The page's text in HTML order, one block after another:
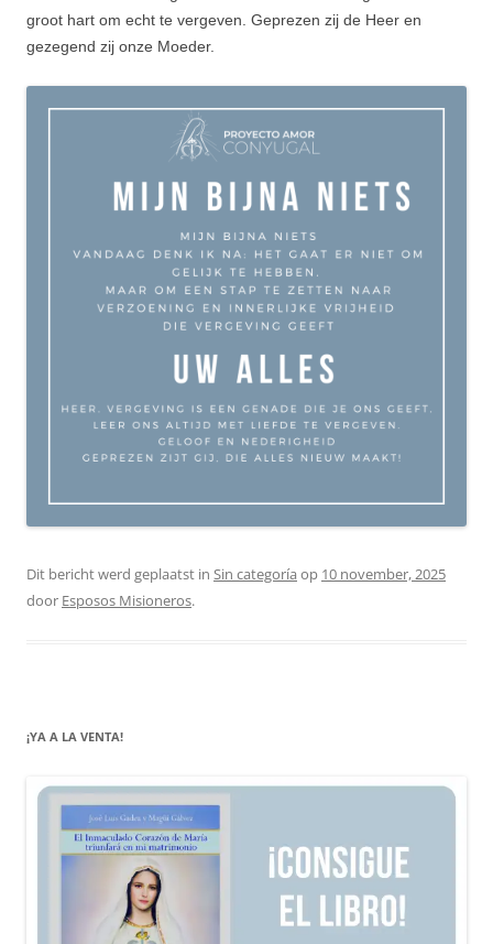
groot hart om echt te vergeven. Geprezen zij de Heer en
gezegend zij onze Moeder.
Dit bericht werd geplaatst in Sin categoría op 10 november, 2025
door Esposos Misioneros.
¡YA A LA VENTA!